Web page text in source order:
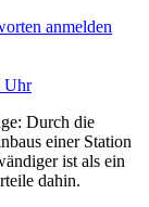
anmelden
Uhr
Durch die
einer Station
ist als ein
dahin.